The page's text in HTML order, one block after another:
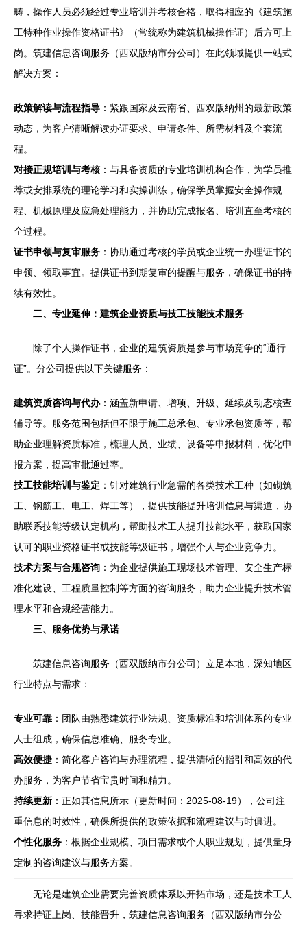
畴，操作人员必须经过专业培训并考核合格，取得相应的《建筑施
工特种作业操作资格证书》（常统称为建筑机械操作证）后方可上
岗。筑建信息咨询服务（西双版纳市分公司）在此领域提供一站式
解决方案：
政策解读与流程指导 ：紧跟国家及云南省、西双版纳州的最新政策
动态，为客户清晰解读办证要求、申请条件、所需材料及全套流
程。
对接正规培训与考核 ：与具备资质的专业培训机构合作，为学员推
荐或安排系统的理论学习和实操训练，确保学员掌握安全操作规
程、机械原理及应急处理能力，并协助完成报名、培训直至考核的
全过程。
证书申领与复审服务 ：协助通过考核的学员或企业统一办理证书的
申领、领取事宜。提供证书到期复审的提醒与服务，确保证书的持
续有效性。
二、专业延伸：建筑企业资质与技工技能技术服务
除了个人操作证书，企业的建筑资质是参与市场竞争的“通行
证”。分公司提供以下关键服务：
建筑资质咨询与代办：涵盖新申请、增项、升级、延续及动态核查
辅导等。服务范围包括但不限于施工总承包、专业承包资质等，帮
助企业理解资质标准，梳理人员、业绩、设备等申报材料，优化申
报方案，提高审批通过率。
技工技能培训与鉴定 ：针对建筑行业急需的各类技术工种（如砌筑
工、钢筋工、电工、焊工等），提供技能提升培训信息与渠道，协
助联系技能等级认定机构，帮助技术工人提升技能水平，获取国家
认可的职业资格证书或技能等级证书，增强个人与企业竞争力。
技术方案与合规咨询 ：为企业提供施工现场技术管理、安全生产标
准化建设、工程质量控制等方面的咨询服务，助力企业提升技术管
理水平和合规经营能力。
三、服务优势与承诺
筑建信息咨询服务（西双版纳市分公司）立足本地，深知地区
行业特点与需求：
专业可靠 ：团队由熟悉建筑行业法规、资质标准和培训体系的专业
人士组成，确保信息准确、服务专业。
高效便捷 ：简化客户咨询与办理流程，提供清晰的指引和高效的代
办服务，为客户节省宝贵时间和精力。
持续更新 ：正如其信息所示（更新时间：2025-08-19），公司注
重信息的时效性，确保所提供的政策依据和流程建议与时俱进。
个性化服务 ：根据企业规模、项目需求或个人职业规划，提供量身
定制的咨询建议与服务方案。
无论是建筑企业需要完善资质体系以开拓市场，还是技术工人
寻求持证上岗、技能晋升，筑建信息咨询服务（西双版纳市分公